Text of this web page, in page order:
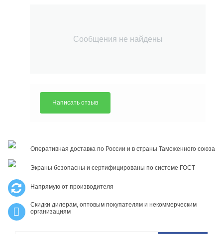
Сообщения не найдены
Написать отзыв
Оперативная доставка по России и в страны Таможенного союза
Экраны безопасны и сертифицированы по системе ГОСТ
Напрямую от производителя
Скидки дилерам, оптовым покупателям и некоммерческим
организациям